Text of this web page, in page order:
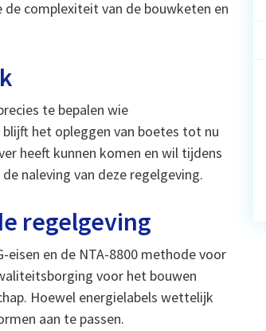
complexiteit van de bouwketen en
te bepalen wie
het opleggen van boetes tot nu
heeft kunnen komen en wil tijdens
naleving van deze regelgeving.
regelgeving
eisen en de NTA-8800 methode voor
voor het bouwen
Hoewel energielabels wettelijk
aan te passen.